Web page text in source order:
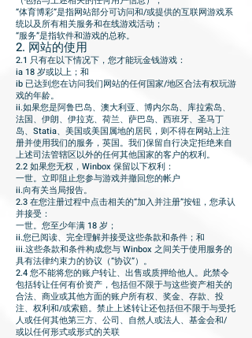
“体育博彩”是指网站部分可访问和/或提供的互联网游戏系
统以及所有相关服务和在线游戏活动；
“服务”是指软件和游戏的总称。
2. 网站的使用
2.1 只有在以下情况下，您才能玩金钱游戏：
ia 18 岁或以上；和
ib 已达到您在访问我们网站的任何国家/地区合法有权玩游
戏的年龄。
ii.如果您是阿鲁巴岛、澳大利亚、博内尔岛、库拉索岛、
法国、伊朗、伊拉克、荷兰、萨巴岛、西班牙、圣马丁
岛、Statia、美国或美国属地的居民，则不得在网站上注
册并使用我们的服务，英国。我们保留自行决定拒绝来自
上述司法管辖区以外的任何其他国家的客户的权利。
2.2 如果您无权，Winbox 保留以下权利：
一世。立即阻止您参与游戏并撤回您的帐户
ii.向有关当局报告。
2.3 在您注册过程中点击相关的“加入并注册”按钮，您承认
并接受：
一世。您至少年满 18 岁；
ii.您已阅读、完全理解并接受这些条款和条件；和
iii.这些条款和条件构成您与 Winbox 之间关于使用服务的
具有法律约束力的协议（“协议”）。
2.4 您不能将您的账户转让、出售或质押给他人。此禁令
包括转让任何有价资产，包括但不限于与这些资产相关的
合法、商业或其他方面的账户所有权、奖金、存款、投
注、权利和/或索赔。禁止上述转让还包括但不限于与受托
人或任何其他第三方、公司、自然人或法人、基金会和/
或以任何形式或形式的关联